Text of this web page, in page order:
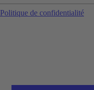
Politique de confidentialité